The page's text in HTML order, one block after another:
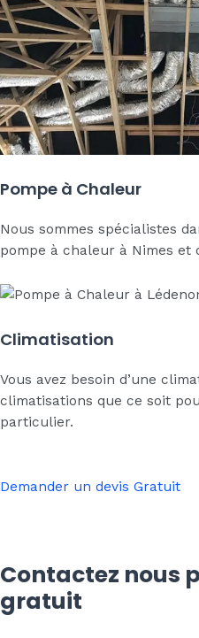
Pompe à Chaleur
Nous sommes spécialistes
pompe à chaleur à Nimes et
Climatisation
Vous avez besoin d’une
climatisations que ce soit
particulier.
Demander un devis Gratuit
Contactez nous
gratuit